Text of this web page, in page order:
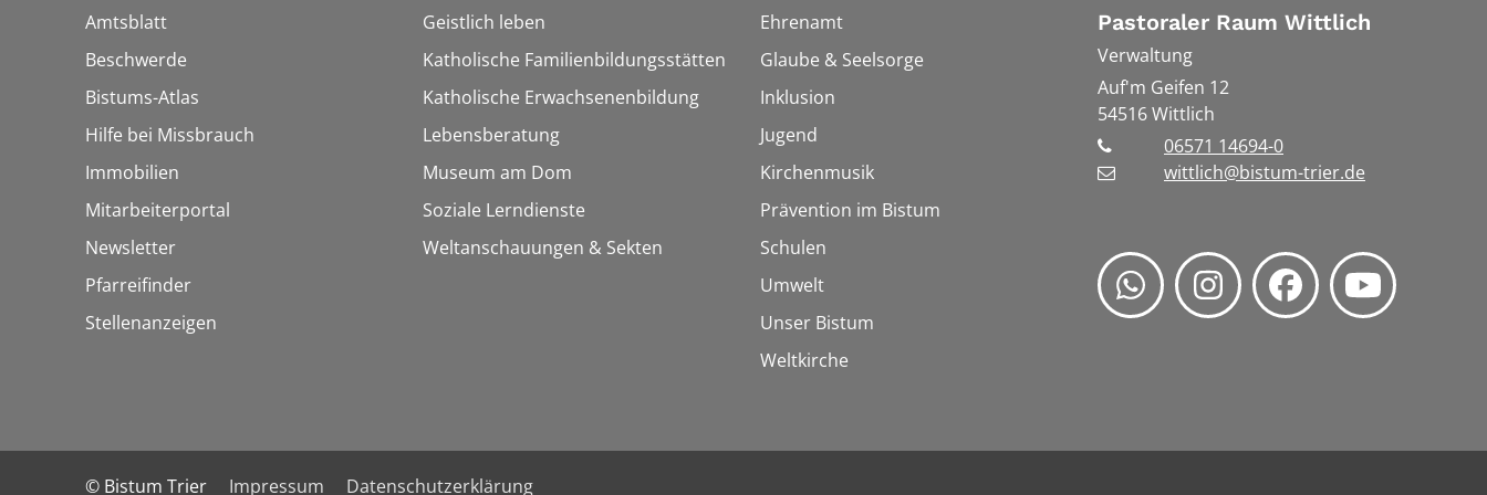
Amtsblatt
Beschwerde
Bistums-Atlas
Hilfe bei Missbrauch
Immobilien
Mitarbeiterportal
Newsletter
Pfarreifinder
Stellenanzeigen
Geistlich leben
Katholische Familienbildungsstätten
Katholische Erwachsenenbildung
Lebensberatung
Museum am Dom
Soziale Lerndienste
Weltanschauungen & Sekten
Ehrenamt
Glaube & Seelsorge
Inklusion
Jugend
Kirchenmusik
Prävention im Bistum
Schulen
Umwelt
Unser Bistum
Weltkirche
Pastoraler Raum Wittlich
Verwaltung
Auf'm Geifen 12
54516Wittlich
06571 14694-0
wittlich@bistum-trier.de
© Bistum Trier Impressum Datenschutzerklärung